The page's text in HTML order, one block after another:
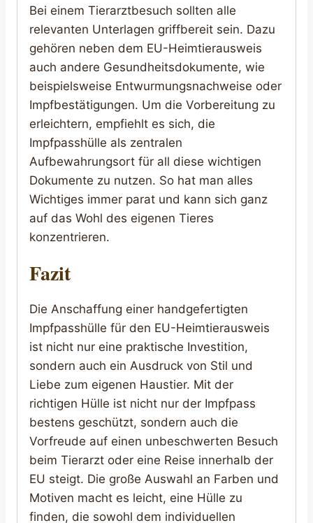
Bei einem Tierarztbesuch sollten alle
relevanten Unterlagen griffbereit sein. Dazu
gehören neben dem EU-Heimtierausweis
auch andere Gesundheitsdokumente, wie
beispielsweise Entwurmungsnachweise oder
Impfbestätigungen. Um die Vorbereitung zu
erleichtern, empfiehlt es sich, die
Impfpasshülle als zentralen
Aufbewahrungsort für all diese wichtigen
Dokumente zu nutzen. So hat man alles
Wichtiges immer parat und kann sich ganz
auf das Wohl des eigenen Tieres
konzentrieren.
Fazit
Die Anschaffung einer handgefertigten
Impfpasshülle für den EU-Heimtierausweis
ist nicht nur eine praktische Investition,
sondern auch ein Ausdruck von Stil und
Liebe zum eigenen Haustier. Mit der
richtigen Hülle ist nicht nur der Impfpass
bestens geschützt, sondern auch die
Vorfreude auf einen unbeschwerten Besuch
beim Tierarzt oder eine Reise innerhalb der
EU steigt. Die große Auswahl an Farben und
Motiven macht es leicht, eine Hülle zu
finden, die sowohl dem individuellen